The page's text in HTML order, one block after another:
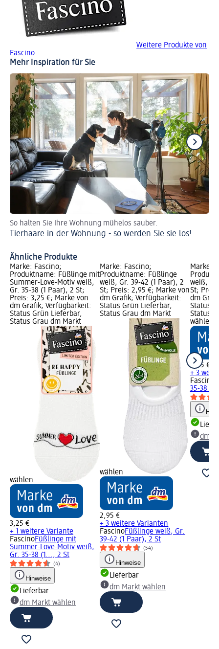
Weitere Produkte von
Fascino
Mehr Inspiration für Sie
So halten Sie Ihre Wohnung mühelos sauber.
Tierhaare in der Wohnung - so werden Sie sie los!
Ähnliche Produkte
Marke: Fascino;
Produktname: Füßlinge mit
Summer-Love-Motiv weiß,
Gr. 35-38 (1 Paar), 2 St;
Preis: 3,25 €; Marke von
dm Grafik; Verfügbarkeit:
Status Grün Lieferbar,
Status Grau dm Markt
wählen
3,25 €
+ 1 weitere Variante
FascinoFüßlinge mit
Summer-Love-Motiv weiß,
Gr. 35-38 (1..., 2 St
(4)
Hinweise
Lieferbar
dm Markt wählen
Marke: Fascino;
Produktname: Füßlinge
weiß, Gr. 39-42 (1 Paar), 2
St; Preis: 2,95 €; Marke von
dm Grafik; Verfügbarkeit:
Status Grün Lieferbar,
Status Grau dm Markt
wählen
2,95 €
+ 3 weitere Varianten
FascinoFüßlinge weiß, Gr.
39-42 (1 Paar), 2 St
(54)
Hinweise
Lieferbar
dm Markt wählen
Marke:
weiß,
St;
dm
Status
Status
wählen
2,95 €
+ 3
Fascino
35-38 (1
dm